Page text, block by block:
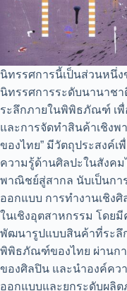
นิทรรศการนี้เป็นส่วนหนึ่ง
นิทรรศการระดับนานาช
ระลึกภายในพิพิธภัณฑ์ เพื่
และการจัดทำสินค้าเชิง
ของไทย” มีวัตถุประสงค์เ
ความรู้ด้านศิลปะในสังคม
พาณิชย์สู่สากล นับเป็นกา
ออกแบบ การทำงานเชิง
ในเชิงอุตสาหกรรม โดยมี
พัฒนารูปแบบสินค้าที่ระลึ
พิพิธภัณฑ์ของไทย ผ่านก
ของศิลปิน และนำองค์คว
ออกแบบและยกระดับผลิ